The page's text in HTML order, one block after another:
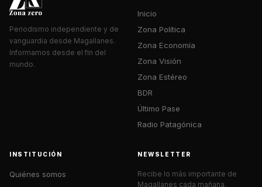
Periodismo independiente y de
vanguardia desde Magallanes.
Informamos desde el fin del
mundo.
Inicio
Zona Política
Zona Economía
Zona Visión
Zona Estéreo
BDR
Último Pase
Radio Patagónica
INSTITUCIÓN
Quiénes somos
NEWSLETTER
Recibe lo más importante de
Magallanes cada mañana.